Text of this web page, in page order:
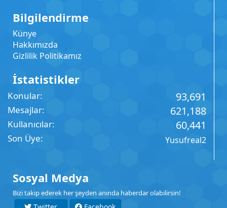
Bilgilendirme
Künye
Hakkımızda
Gizlilik Politikamız
İstatistikler
Konular 93,691
Mesajlar 621,188
Kullanıcılar 60,441
Son Üye Yusufreal2
Sosyal Medya
Bizi takip ederek her şeyden anında haberdar olabilirsin!